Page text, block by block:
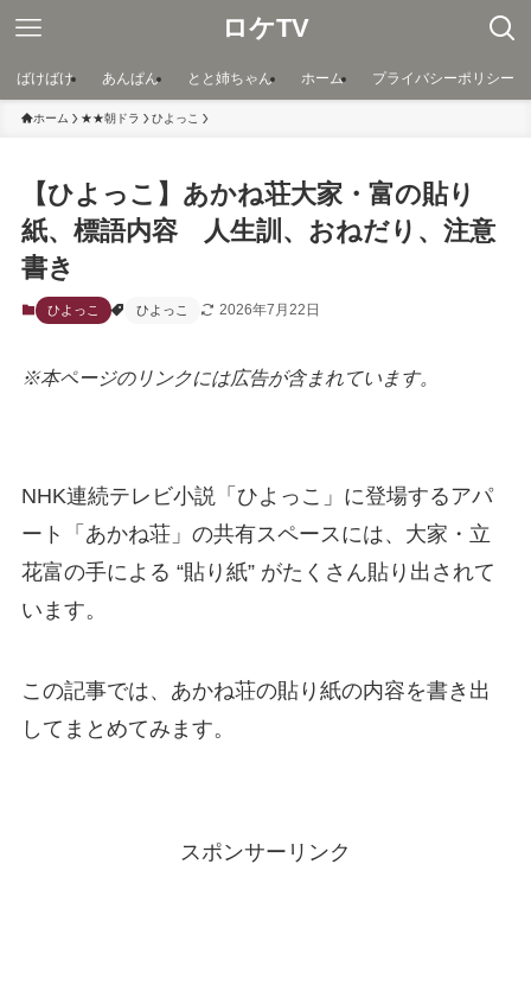
ロケTV
ばけばけ あんぱん とと姉ちゃん ホーム プライバシーポリシー
ホーム ★★朝ドラ ひよっこ
【ひよっこ】あかね荘大家・富の貼り
紙、標語内容 人生訓、おねだり、注意
書き
ひよっこ ひよっこ 2026年7月22日
※本ページのリンクには広告が含まれています。
NHK連続テレビ小説「ひよっこ」に登場するアパ
ート「あかね荘」の共有スペースには、大家・立
花富の手による “貼り紙” がたくさん貼り出されて
います。
この記事では、あかね荘の貼り紙の内容を書き出
してまとめてみます。
スポンサーリンク